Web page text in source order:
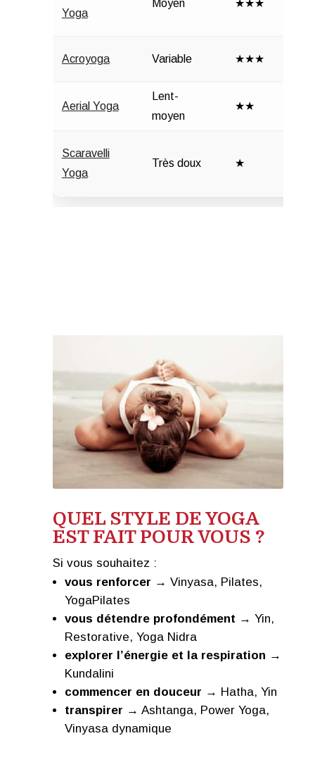
Yoga
Moyen ★★★
Acroyoga Variable ★★★
Aerial Yoga
Lent-
moyen
★★
Scaravelli
Yoga
Très doux ★
QUEL STYLE DE YOGA
EST FAIT POUR VOUS ?
Si vous souhaitez :
vous renforcer → Vinyasa, Pilates,
YogaPilates
vous détendre profondément → Yin,
Restorative, Yoga Nidra
explorer l’énergie et la respiration →
Kundalini
commencer en douceur → Hatha, Yin
transpirer → Ashtanga, Power Yoga,
Vinyasa dynamique